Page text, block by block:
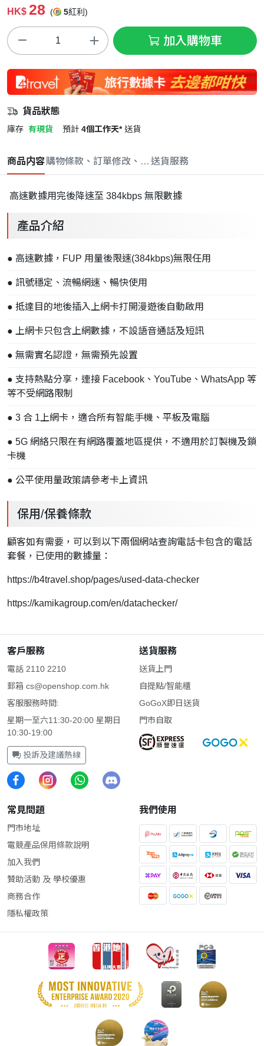
HK$ 28 ( 5紅利)
加入購物車
貨品狀態
庫存 有現貨 預計 4個工作天* 送貨
商品内容購物條款、訂單修改、取消與退款政策
送貨服務
高速數據用完後降速至 384kbps 無限數據
產品介紹
● 高速數據，FUP 用量後限速(384kbps)無限任用
● 訊號穩定、流暢網速、暢快使用
● 抵達目的地後插入上網卡打開漫遊後自動啟用
● 上網卡只包含上網數據，不設語音通話及短訊
● 無需實名認證，無需預先設置
● 支持熱點分享，連接 Facebook、YouTube、WhatsApp 等
等不受網路限制
● 3 合 1上網卡，適合所有智能手機、平板及電腦
● 5G 網絡只限在有網路覆蓋地區提供，不適用於訂製機及鎖
卡機
● 公平使用量政策請參考卡上資訊
保用/保養條款
顧客如有需要，可以到以下兩個網站查詢電話卡包含的電話
套餐，已使用的數據量：
https://b4travel.shop/pages/used-data-checker
https://kamikagroup.com/en/datachecker/
客戶服務
電話 2110 2210
郵箱 cs@openshop.com.hk
客服服務時間:
星期一至六11:30-20:00 星期日
10:30-19:00
投訴及建議熱線
送貨服務
送貨上門
自提點/智能櫃
GoGoX即日送貨
門市自取
常見問題
門市地址
電競產品保用條款說明
加入我們
贊助活動 及 學校優惠
商務合作
隱私權政策
我們使用